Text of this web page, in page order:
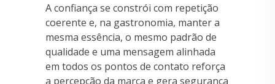
A confiança se constrói com repetição
coerente e, na gastronomia, manter a
mesma essência, o mesmo padrão de
qualidade e uma mensagem alinhada
em todos os pontos de contato reforça
a percepção da marca e gera segurança